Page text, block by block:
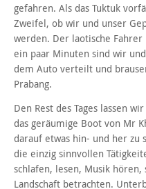
gefahren. Als das Tuktuk
Zweifel, ob wir und unser
werden. Der laotische
ein paar Minuten sind wir
dem Auto verteilt und
Prabang.
Den Rest des Tages lassen
das geräumige Boot von Mr
darauf etwas hin- und her zu
die einzig sinnvollen
schlafen, lesen, Musik
Landschaft betrachten.